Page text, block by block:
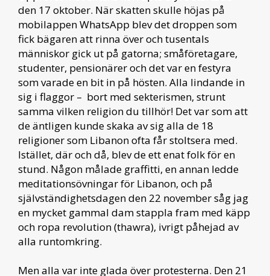
den 17 oktober. När skatten skulle höjas på
mobilappen WhatsApp blev det droppen som
fick bägaren att rinna över och tusentals
människor gick ut på gatorna; småföretagare,
studenter, pensionärer och det var en festyra
som varade en bit in på hösten. Alla lindande in
sig i flaggor – bort med sekterismen, strunt
samma vilken religion du tillhör! Det var som att
de äntligen kunde skaka av sig alla de 18
religioner som Libanon ofta får stoltsera med.
Istället, där och då, blev de ett enat folk för en
stund. Någon målade graffitti, en annan ledde
meditationsövningar för Libanon, och på
självständighetsdagen den 22 november såg jag
en mycket gammal dam stappla fram med käpp
och ropa revolution (thawra), ivrigt påhejad av
alla runtomkring.
Men alla var inte glada över protesterna. Den 21